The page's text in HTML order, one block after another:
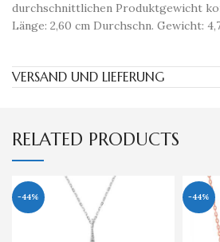
durchschnittlichen Produktgewicht
Länge: 2,60 cm Durchschn. Gewicht:
VERSAND UND LIEFERUNG
RELATED PRODUCTS
-44% -44%